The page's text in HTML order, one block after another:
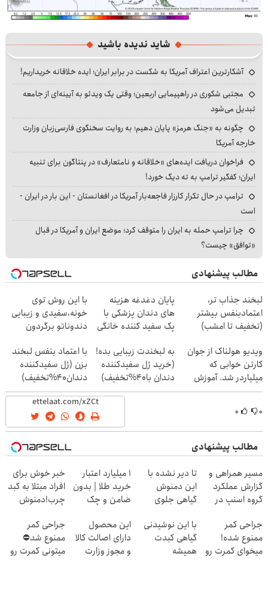
شاید ندیده باشید
آشکارترین اعتراف آمریکا به شکست در برابر ایران؛ ایده خلاقانه خریداریم!
مجتبی شکوری در راهپیمایی اربعین؛ وقتی یک ویدئو به آیینه‌ای از جامعه
تبدیل می‌شود
چگونه به «جنگ هرمز» پایان دهیم؛ به روایت سخنگوی فارسی‌زبان وزارت
خارجه آمریکا
فراخوان دریافت ایده‌های «خلاقانه و نامتعارف» در پنتاگون برای تنبیه
ایران؛ کفگیر ترامپ به ته دیگ خورد!
ترامپ در حال تکرار کارزار فاجعه‌بار آمریکا در افغانستان - این بار در ایران -
است
چرا ترامپ حمله به ایران را متوقف کرد؛ موضع ایران و آمریکا در قبال
«توافق» چیست؟
مطالب پیشنهادی
لبخند جذاب تر،
اعتمادبنفس بیشتر
(تخفیف تا امشب)
پایان دغدغه هزینه
های دندان پزشکی با
پک سفید کننده خانگی
با این روش توی
خونه،سفیدی و زیبایی
دندوناتو برگردون
ویدیو هولناک از جوان
کارتن خوابی که
میلیاردر شد. آموزش
رایگان
به لبخندت زیبایی بده!
(خرید ژل سفیدکننده
دندان با40%تخفیف)
با اعتماد بنفس لبخند
بزن (ژل سفیدکننده
دندان40%تخفیف)
۰ ۰
مطالب پیشنهادی
مسیر همراهی و
گزارش عملکرد
گروه اسنپ در
تا دیر نشده با
این دمنوش
گیاهی جلوی
چربت رو
بگیر55%تخفیف
۱ میلیارد اعتبار
خرید طلا | بدون
ضامن و چک
خبر خوش برای
افراد مبتلا به کبد
چرب!دمنوش
با55%تخفیف
جراحی کمر
ممنوع شده!
میخوای کمرت رو
با این نوشیدنی
گیاهی کبدت
همیشه
این محصول
دارای اصالت کالا
و مجوز وزارت
جراحی کمر
ممنوع شد⛔
میتونی کمرت رو